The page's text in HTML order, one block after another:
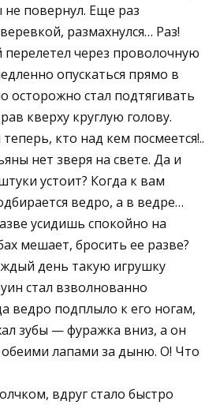
повернул. Еще раз
размахнулся… Раз!
перелетел через проволочную
опускаться прямо в
осторожно стал подтягивать
кверху круглую голову.
кто над кем посмеется!..
нет зверя на свете. Да и
устоит? Когда к вам
ведро, а в ведре…
усидишь спокойно на
мешает, бросить ее разве?
день такую игрушку
стал взволнованно
ведро подплыло к его ногам,
зубы — фуражка вниз, а он
лапами за дыню. О! Что
вдруг стало быстро